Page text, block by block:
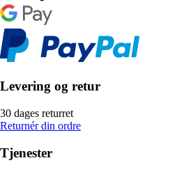
Levering og retur
30 dages returret
Returnér din ordre
Tjenester